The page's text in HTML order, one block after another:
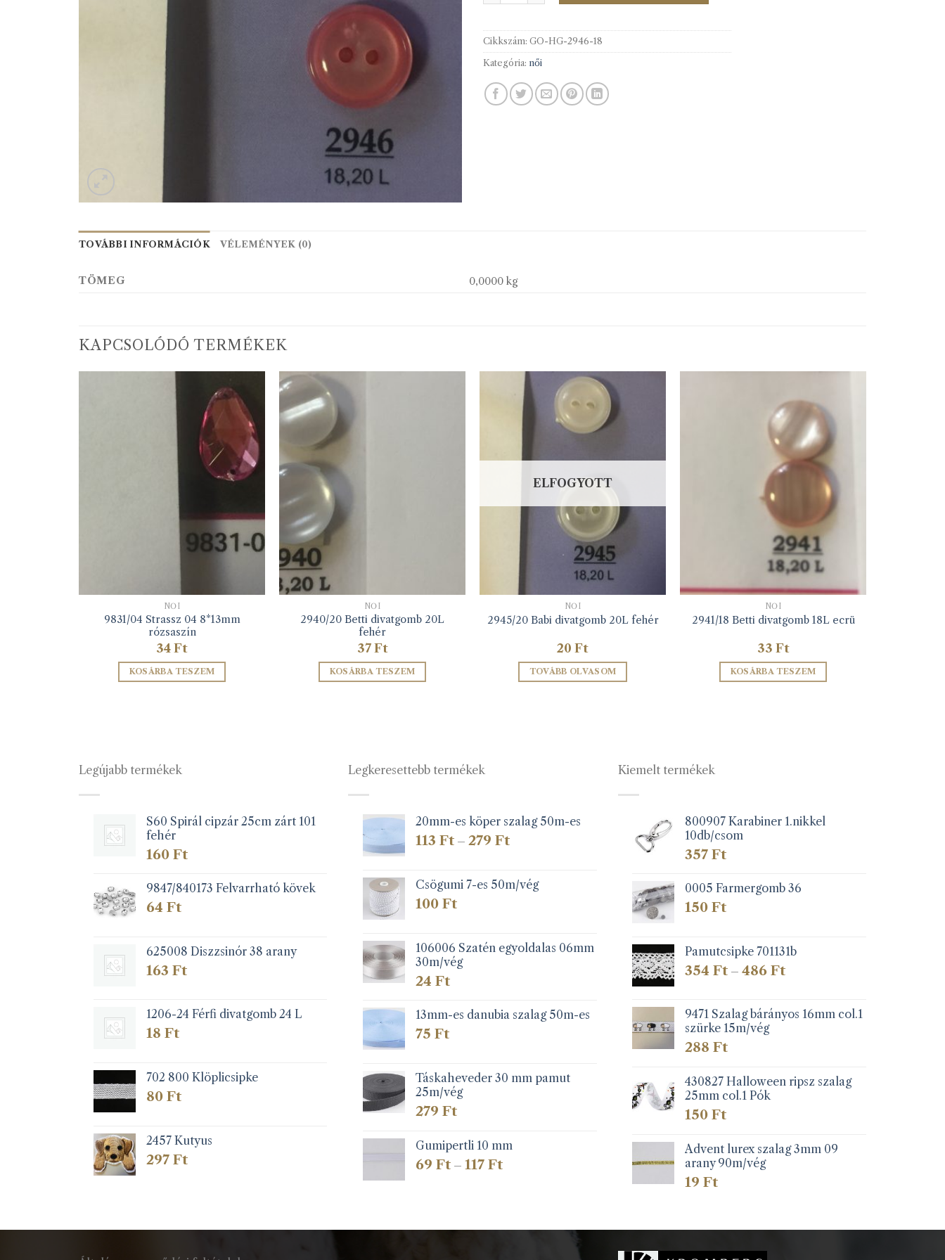
Cikkszám: GO-HG-2946-18
Kategória: női
TOVÁBBI INFORMÁCIÓK VÉLEMÉNYEK (0)
TÖMEG 0,0000 kg
KAPCSOLÓDÓ TERMÉKEK
NŐI
9831/04 Strassz 04 8*13mm
rózsaszín
34Ft
KOSÁRBA TESZEM
NŐI
2940/20 Betti divatgomb 20L
fehér
37Ft
KOSÁRBA TESZEM
ELFOGYOTT
NŐI
2945/20 Babi divatgomb 20L fehér
20 Ft
TOVÁBB OLVASOM
NŐI
2941/18 Betti divatgomb 18L ecrü
33 Ft
KOSÁRBA TESZEM
Legújabb termékek
S60 Spirál cipzár 25cm zárt 101
fehér
160 Ft
9847/840173 Felvarrható kövek
64 Ft
625008 Diszzsinór 38 arany
163 Ft
1206-24 Férfi divatgomb 24 L
18 Ft
702 800 Klöplicsipke
80 Ft
2457 Kutyus
297 Ft
Legkeresettebb termékek
20mm-es köper szalag 50m-es
113Ft – 279FtÁrtartomány:
279 Ft
Csögumi 7-es 50m/vég
100Ft
106006 Szatén egyoldalas 06mm
30m/vég
24Ft
13mm-es danubia szalag 50m-es
75Ft
Táskaheveder 30 mm pamut
25m/vég
279Ft
Gumipertli 10 mm
69Ft – 117FtÁrtartomány:
Kiemelt termékek
800907 Karabiner 1.nikkel
10db/csom
357Ft
0005 Farmergomb 36
150Ft
Pamutcsipke 701131b
354Ft – 486FtÁrtartomány:
486 Ft
9471 Szalag bárányos 16mm col.1
szürke 15m/vég
288Ft
430827 Halloween ripsz szalag
25mm col.1 Pók
150Ft
Advent lurex szalag 3mm 09
arany 90m/vég
19Ft